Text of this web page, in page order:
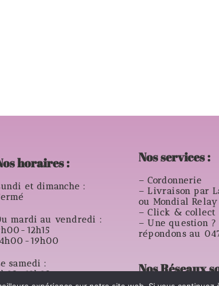
horaires :
et dimanche :
mardi au vendredi :
12h15
19h00
samedi :
12h30
Nos services :
– Cordonnerie
– Livraison par
ou Mondial Relay
– Click & collect
– Une question ?
répondons au
Nos Réseaux